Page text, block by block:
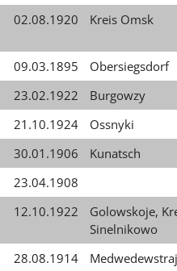
02.08.1920 Kreis Omsk
09.03.1895
Obersiegsdorf
23.02.1922
Burgowzy
21.10.1924
Ossnyki
30.01.1906
Kunatsch
23.04.1908
12.10.1922
Golowskoje,
Sinelnikowo
28.08.1914